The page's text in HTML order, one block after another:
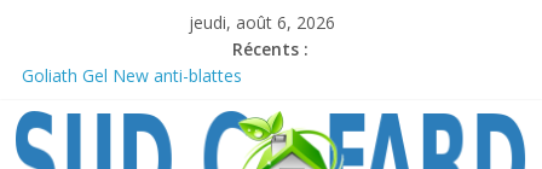
jeudi, août 6, 2026
Récents :
Goliath Gel New anti-blattes
Edialux / Absolut Professionnel
PERMAX 100 EC